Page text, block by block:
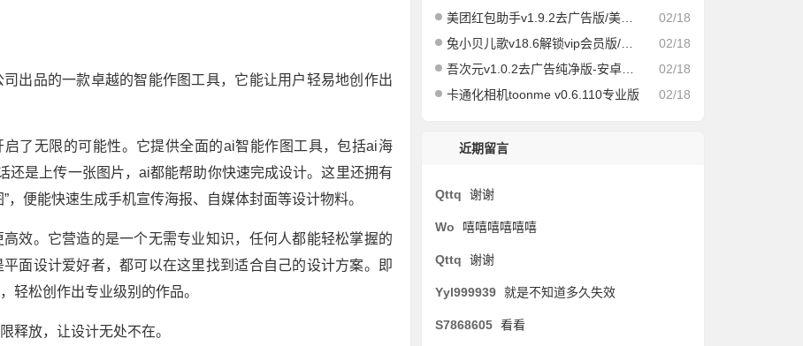
出品的一款卓越的智能作图工具，它能让用户轻易地创作出
了无限的可能性。它提供全面的ai智能作图工具，包括ai海
还是上传一张图片，ai都能帮助你快速完成设计。这里还拥有
，便能快速生成手机宣传海报、自媒体封面等设计物料。
效。它营造的是一个无需专业知识，任何人都能轻松掌握的
面设计爱好者，都可以在这里找到适合自己的设计方案。即
轻松创作出专业级别的作品。
释放，让设计无处不在。
02/18
美团红包助手v1.9.2去广告版/美团大额红包领取工具
02/18
兔小贝儿歌v18.6解锁vip会员版/儿歌故事幼教
02/18
吾次元v1.0.2去广告纯净版-安卓动漫追番
02/18
卡通化相机toonme v0.6.110专业版
近期留言
Qttq 谢谢
Wo 嘻嘻嘻嘻嘻嘻
Qttq 谢谢
Yyl999939 就是不知道多久失效
S7868605 看看